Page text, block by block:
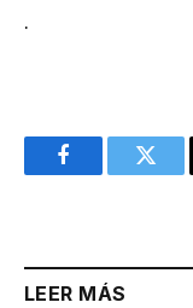
.
Facebook
LEER MÁS